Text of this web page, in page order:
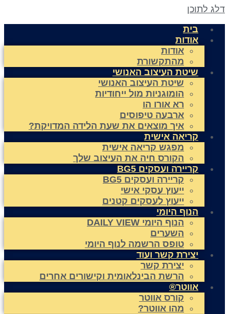
לתוכן
בית
אודות
אודות
מהתקשורת
שיטת העיצוב האנושי
שיטת העיצוב האנושי
הומוגניות מול ייחודיות
רא אורו הו
ארבעה טיפוסים
איך מוצאים את שעת הלידה המדויקת?
קריאה אישית
מפגש קריאה אישית
הקורס חיה את העיצוב שלך
קריירה ועסקים BG5
קריירה ועסקים BG5
ייעוץ עסקי אישי
ייעוץ לעסקים קטנים
הנוף היומי
הנוף היומי DAILY VIEW
השערים
טופס הרשמה לנוף היומי
יצירת קשר ועוד
יצירת קשר
הרשת הבינלאומית וקישורים אחרים
אווטר®
קורס אווטר
מהו אווטר?